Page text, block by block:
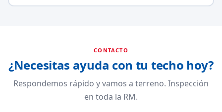
CONTACTO
¿Necesitas ayuda con tu techo hoy?
Respondemos rápido y vamos a terreno. Inspección
en toda la RM.